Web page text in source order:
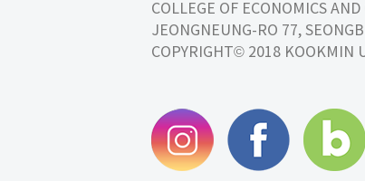
COLLEGE OF ECONOMICS
JEONGNEUNG-RO 77,
COPYRIGHT© 2018 KOOKMIN